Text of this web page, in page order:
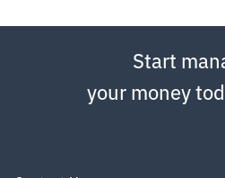
Start
your money